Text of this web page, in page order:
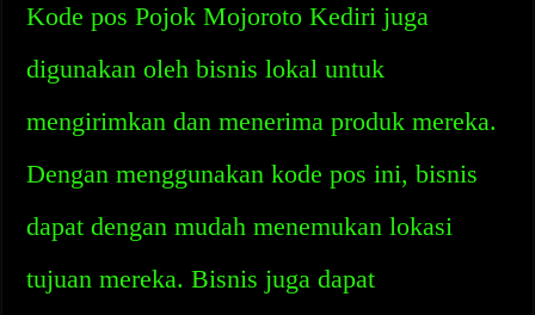
Kode pos Pojok Mojoroto Kediri juga
digunakan oleh bisnis lokal untuk
mengirimkan dan menerima produk mereka.
Dengan menggunakan kode pos ini, bisnis
dapat dengan mudah menemukan lokasi
tujuan mereka. Bisnis juga dapat